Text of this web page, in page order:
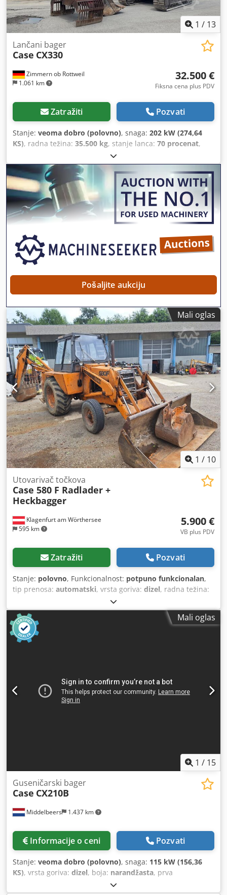
1 / 13
Zimmern ob Rottweil
1.061 km
Lančani bager
Case CX330
32.500 €
Fiksna cena plus PDV
Zatražiti Pozvati
Stanje: veoma dobro (polovno), snaga: 202 kW (274,64
KS), radna težina: 35.500 kg, stanje lanca: 70 procenat,
, radni sati:
klima uređaj, CASE CX330 Godina proizvodnje: 2006 Radni
sati: 9.139 sati Zatvorena kabina Klimatizacija Radio
Centralno podmazivanje Standardna ruka Dedjzp Rm
Rspfx Ag Nekr Dužina ruke: 3,30 m Kompletna hidraulička
instalacija (za čekić, klešta, makaze) Brza spojnica OQ80 1 x
kašika – širina 800 mm 1 x klešta – funkcionišu, potrebna je
ploče, širina 600 mm Isuzu motor, snage 202 kW CE
sertifikat Dimenzije za transport: 10,8 x 3 x 3,40 m Radna
težina: 35,5 t.
Pošaljite aukciju
Mali oglas
1 / 10
Klagenfurt am Wörthersee
595 km
Utovarivač točkova
Case 580 F Radlader +
Heckbagger
5.900 €
VB plus PDV
Zatražiti Pozvati
Stanje: polovno, Funkcionalnost: potpuno funkcionalan,
tip prenosa: automatski, vrsta goriva: dizel, radna težina:
, konfiguracija osovina:
10/1977, Godina proizvodnje:1977, Oprema:hidraulika,
Tehnički ispravno Dkjdet S Idrspfx Ag Nsr
Mali oglas
1 / 15
Middelbeers 1.437 km
Guseničarski bager
Case CX210B
Informacije o ceni Pozvati
Stanje: veoma dobro (polovno), snaga: 115 kW (156,36
KS), vrsta goriva: dizel, boja: narandžasta, prva
, Godina proizvodnje: